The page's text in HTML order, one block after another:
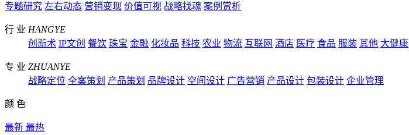
专题研究 左右动态 营销变现 价值可视 战略找魂 案例赏析
行 业 HANGYE
创新术 IP文创 餐饮 珠宝 金融 化妆品 科技 农业 物流 互联网 酒店 医疗 食品 服装 其他 大健康
专 业 ZHUANYE
战略定位 全案策划 产品策划 品牌设计 空间设计 广告营销 产品设计 包装设计 企业管理
颜 色
最新 最热